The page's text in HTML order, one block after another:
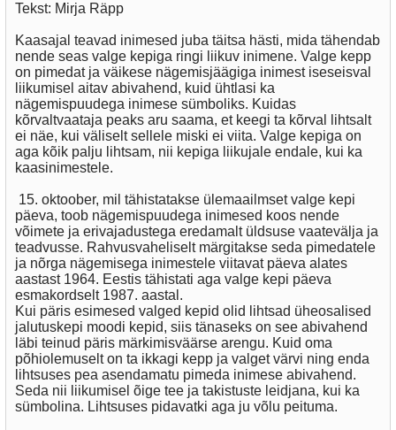
Tekst: Mirja Räpp
Kaasajal teavad inimesed juba täitsa hästi, mida tähendab
nende seas valge kepiga ringi liikuv inimene. Valge kepp
on pimedat ja väikese nägemisjäägiga inimest iseseisval
liikumisel aitav abivahend, kuid ühtlasi ka
nägemispuudega inimese sümboliks. Kuidas
kõrvaltvaataja peaks aru saama, et keegi ta kõrval lihtsalt
ei näe, kui väliselt sellele miski ei viita. Valge kepiga on
aga kõik palju lihtsam, nii kepiga liikujale endale, kui ka
kaasinimestele.
15. oktoober, mil tähistatakse ülemaailmset valge kepi
päeva, toob nägemispuudega inimesed koos nende
võimete ja erivajadustega eredamalt üldsuse vaatevälja ja
teadvusse. Rahvusvaheliselt märgitakse seda pimedatele
ja nõrga nägemisega inimestele viitavat päeva alates
aastast 1964. Eestis tähistati aga valge kepi päeva
esmakordselt 1987. aastal.
Kui päris esimesed valged kepid olid lihtsad üheosalised
jalutuskepi moodi kepid, siis tänaseks on see abivahend
läbi teinud päris märkimisväärse arengu. Kuid oma
põhiolemuselt on ta ikkagi kepp ja valget värvi ning enda
lihtsuses pea asendamatu pimeda inimese abivahend.
Seda nii liikumisel õige tee ja takistuste leidjana, kui ka
sümbolina. Lihtsuses pidavatki aga ju võlu peituma.